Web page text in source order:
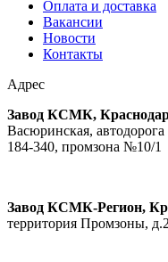
Оплата и доставка
Вакансии
Новости
Контакты
Адрес
Завод КСМК,
Васюринская,
184-340, промзона №10/1
Завод КСМК-Регион,
территория Промзоны, д.2